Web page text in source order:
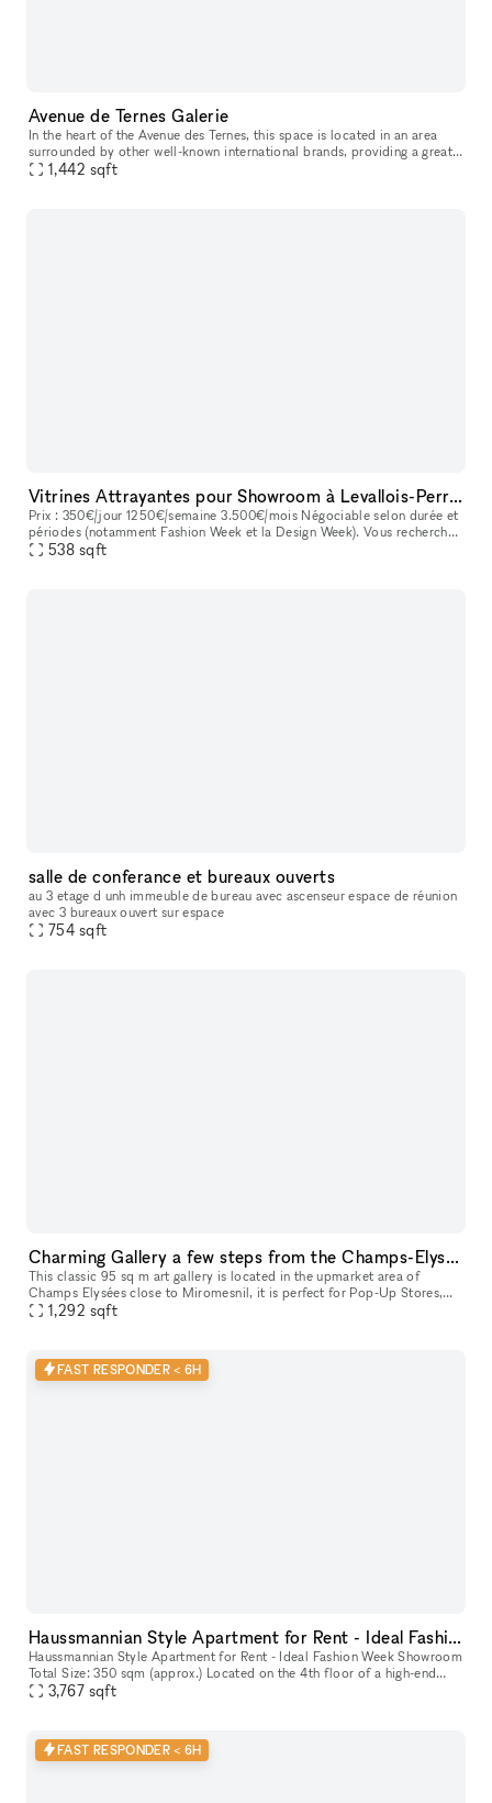
Avenue de Ternes Galerie
In the heart of the Avenue des Ternes, this space is located in an area
surrounded by other well-known international brands, providing a great
opportunity to establish your store and display your pro
1,442 sqft
Vitrines Attrayantes pour Showroom à Levallois-Perret
Prix : 350€/jour 1250€/semaine 3.500€/mois Négociable selon durée et
périodes (notamment Fashion Week et la Design Week). Vous recherchez
un espace de vente au détail sur une rue commerçante animée
538 sqft
salle de conferance et bureaux ouverts
au 3 etage d unh immeuble de bureau avec ascenseur espace de réunion
avec 3 bureaux ouvert sur espace
754 sqft
Charming Gallery a few steps from the Champs-Elysées
This classic 95 sq m art gallery is located in the upmarket area of
Champs Elysées close to Miromesnil, it is perfect for Pop-Up Stores,
Art Exhibitions, Product Launches, Private Events and High-End
1,292 sqft
FAST RESPONDER < 6H
Haussmannian Style Apartment for Rent - Ideal Fashion Week Showroom
Haussmannian Style Apartment for Rent - Ideal Fashion Week Showroom
Total Size: 350 sqm (approx.) Located on the 4th floor of a high-end
building. Possibility to rent the upper apartment for an addi
3,767 sqft
FAST RESPONDER < 6H